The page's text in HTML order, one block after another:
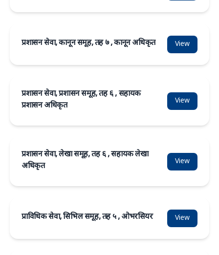
प्रशासन सेवा, कानून समूह, तह ७ , कानून अधिकृत View
प्रशासन सेवा, प्रशासन समूह, तह ६ , सहायक
प्रशासन अधिकृत
View
प्रशासन सेवा, लेखा समूह, तह ६ , सहायक लेखा
अधिकृत
View
प्राविधिक सेवा, सिभिल समूह, तह ५ , ओभरसियर View